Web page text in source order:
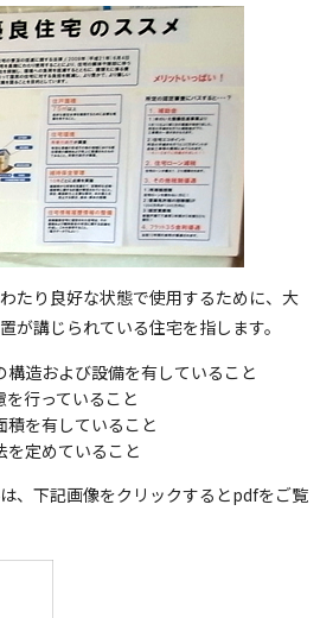
たり良好な状態で使用するために、大
が講じられている住宅を指します。
造および設備を有していること
行っていること
積を有していること
を定めていること
、下記画像をクリックするとpdfをご覧